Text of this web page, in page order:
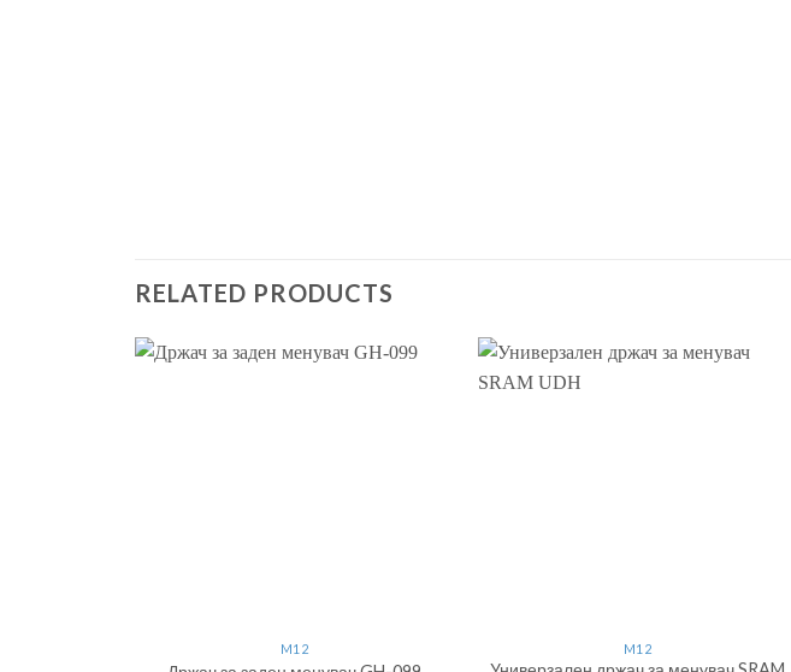
RELATED PRODUCTS
M12 M12